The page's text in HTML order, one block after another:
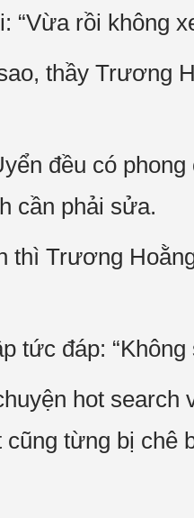
rồi không
thầy Trương
đều có
cần phải sửa.
thì Trương
tức đáp: “Không
hot
từng bị chê